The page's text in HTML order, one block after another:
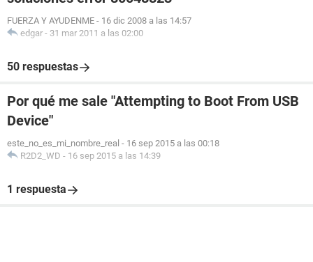
FUERZA Y AYUDENME - 16 dic 2008 a las 14:57
edgar - 31 mar 2011 a las 02:00
50 respuestas
Por qué me sale "Attempting to Boot From USB
Device"
este_no_es_mi_nombre_real - 16 sep 2015 a las 00:18
R2D2_WD - 16 sep 2015 a las 14:39
1 respuesta